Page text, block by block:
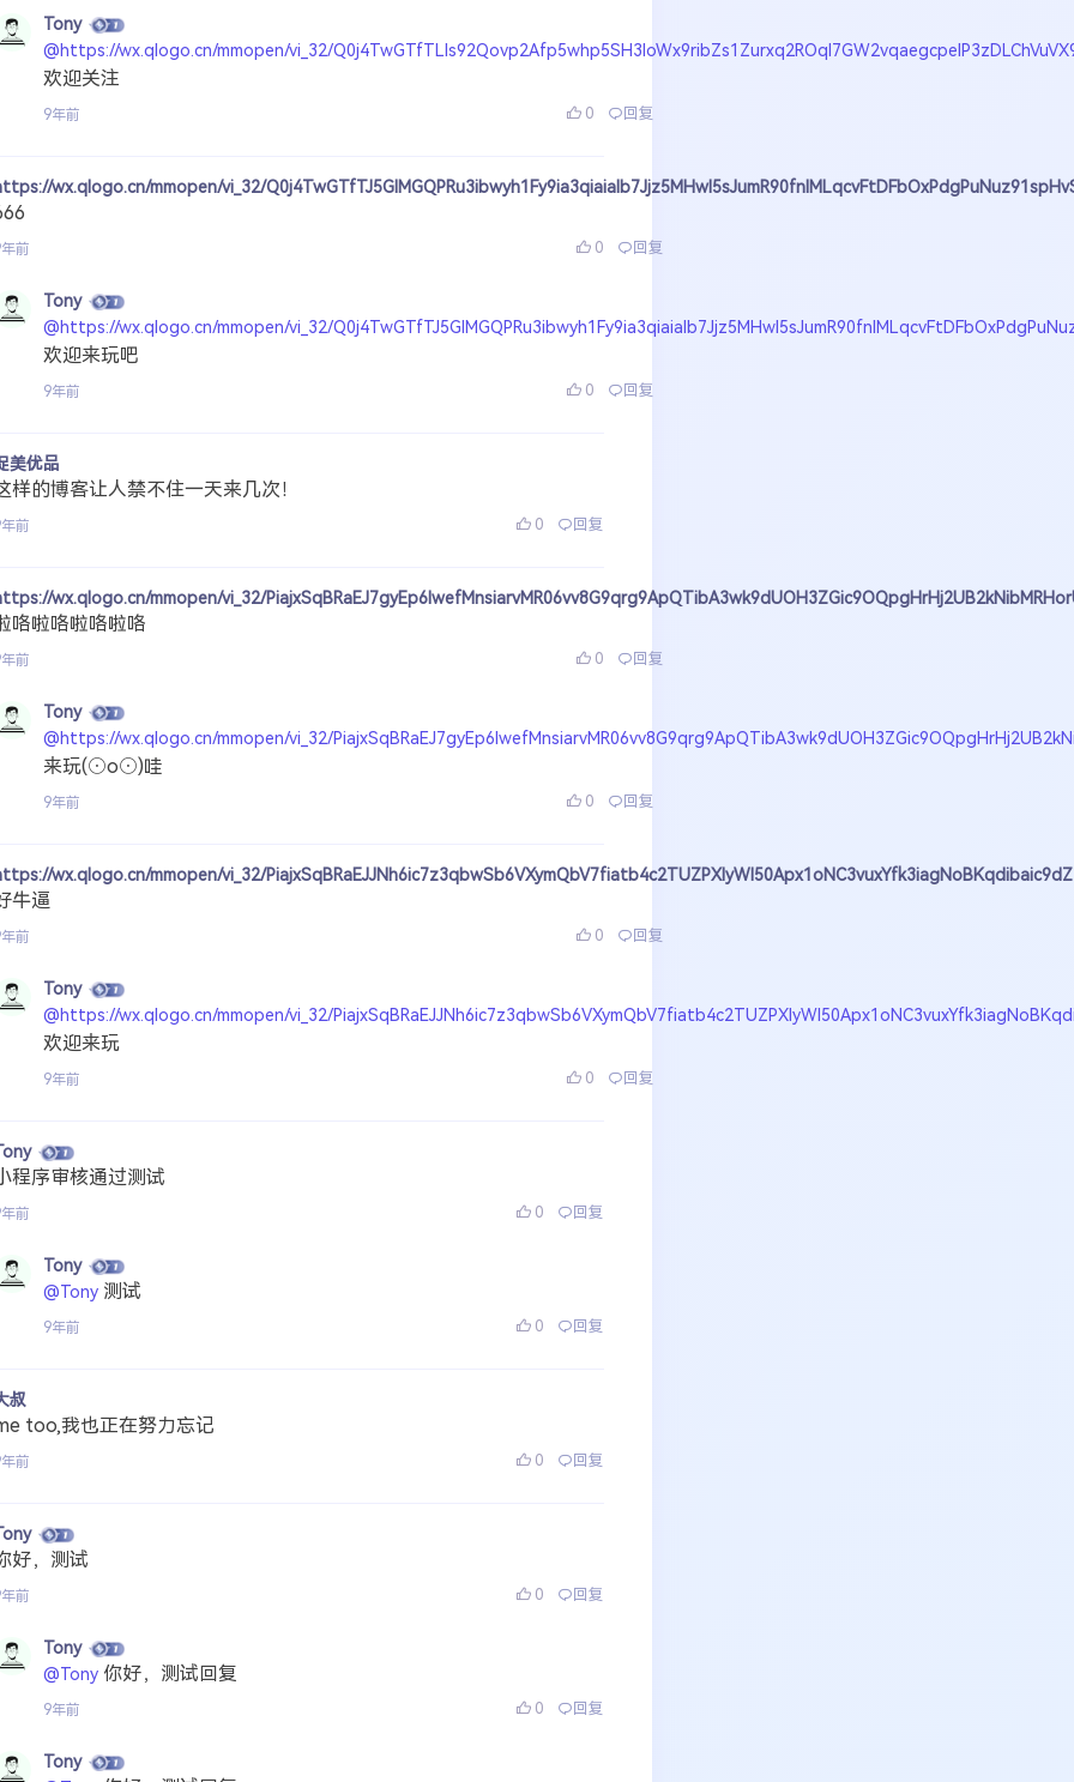
Tony
@https://wx.qlogo.cn/mmopen/vi_32/
欢迎关注
9年前 0 回复
wx.qlogo.cn/mmopen/vi_32/
前 0 回复
Tony
@https://wx.qlogo.cn/mmopen/vi_32/
欢迎来玩吧
9年前 0 回复
美优品
样的博客让人禁不住一天来几次！
前 0 回复
wx.qlogo.cn/mmopen/vi_32/
咯啦咯啦咯啦咯
前 0 回复
Tony
@https://wx.qlogo.cn/mmopen/vi_32/
来玩(⊙o⊙)哇
9年前 0 回复
wx.qlogo.cn/mmopen/vi_32/
牛逼
前 0 回复
Tony
@https://wx.qlogo.cn/mmopen/vi_32/
欢迎来玩
9年前 0 回复
程序审核通过测试
前 0 回复
Tony
@Tony 测试
9年前 0 回复
叔
too,我也正在努力忘记
前 0 回复
好，测试
前 0 回复
Tony
@Tony 你好，测试回复
9年前 0 回复
Tony